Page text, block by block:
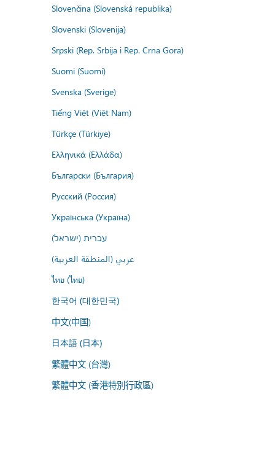
Slovenčina (Slovenská republika)
Slovenski (Slovenija)
Srpski (Rep. Srbija i Rep. Crna Gora)
Suomi (Suomi)
Svenska (Sverige)
Tiếng Việt (Việt Nam)
Türkçe (Türkiye)
Ελληνικά (Ελλάδα)
Български (България)
Русский (Россия)
Українська (Україна)
עברית (ישראל)
عربي (المنطقة العربية)
ไทย (ไทย)
한국어 (대한민국)
中文(中国)
日本語 (日本)
繁體中文 (台灣)
繁體中文 (香港特別行政區)